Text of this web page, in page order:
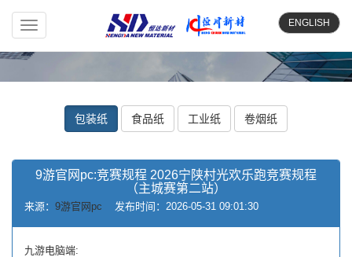
Toggle
navigation
ENGLISH
包装纸 食品纸 工业纸 卷烟纸
9游官网pc:竞赛规程 2026宁陕村光欢乐跑竞赛规程
（主城赛第二站）
来源： 9游官网pc 发布时间：2026-05-31 09:01:30
九游电脑端: